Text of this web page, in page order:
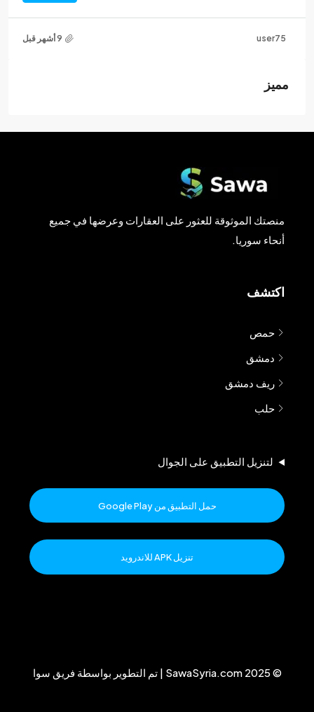
user75
مميز
منصتك الموثوقة للعثور على العقارات وعرضها في جميع
أنحاء سوريا.
اكتشف
حمص
دمشق
ريف دمشق
حلب
لتنزيل التطبيق على الجوال
حمل التطبيق من Google Play
تنزيل APK للاندرويد
© 2025 SawaSyria.com | تم التطوير بواسطة فريق سوا